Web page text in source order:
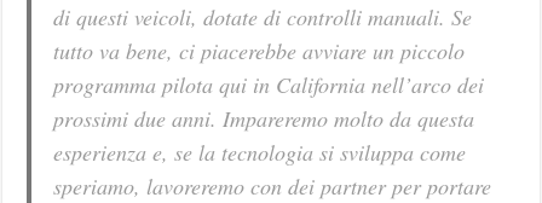
di questi veicoli, dotate di controlli manuali. Se
tutto va bene, ci piacerebbe avviare un piccolo
programma pilota qui in California nell’arco dei
prossimi due anni. Impareremo molto da questa
esperienza e, se la tecnologia si sviluppa come
speriamo, lavoreremo con dei partner per portare